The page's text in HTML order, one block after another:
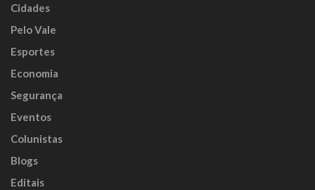
Cidades
Pelo Vale
Esportes
Economia
Segurança
Eventos
Colunistas
Blogs
Editais